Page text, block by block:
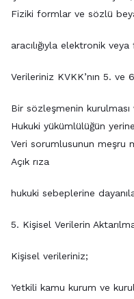
Fiziki formlar ve sözlü
aracılığıyla elektronik
Verileriniz KVKK’nın 5.
Bir sözleşmenin kurulması
Hukuki yükümlülüğün
Veri sorumlusunun meşru
Açık rıza
hukuki sebeplerine
5. Kişisel Verilerin
Kişisel verileriniz;
Yetkili kamu kurum ve